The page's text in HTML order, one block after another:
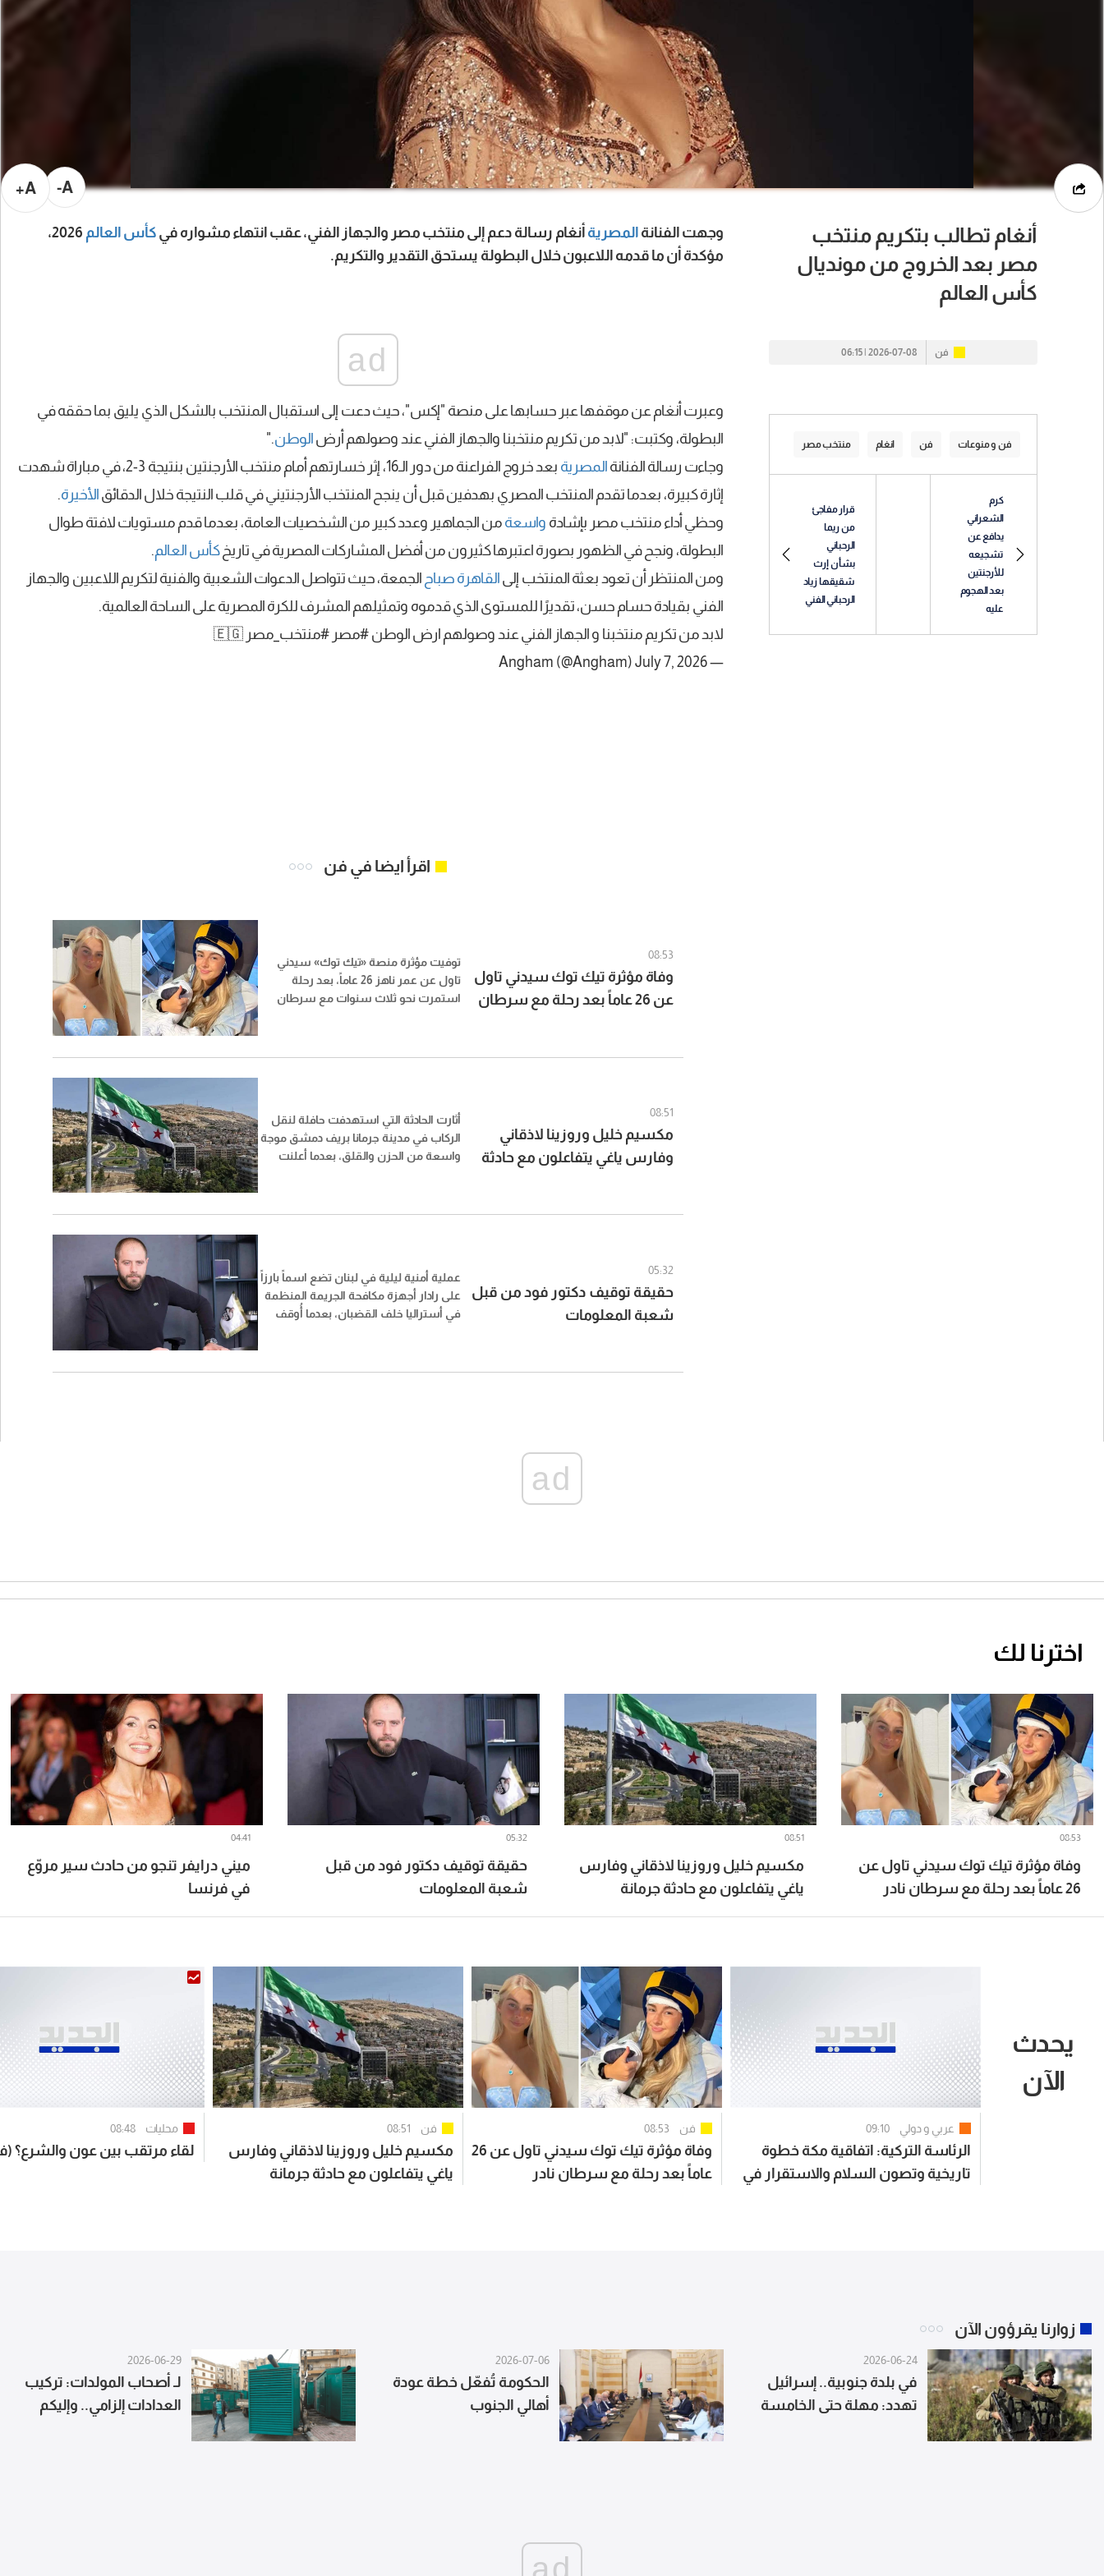
A-
A+
أنغام تطالب بتكريم منتخب
مصر بعد الخروج من مونديال
كأس العالم
فن 2026-07-08 | 06:15
فن و منوعات فن انغام منتخب مصر
كرم
الشعراني
يدافع عن
تشجيعه
للأرجنتين
بعد الهجوم
عليه
قرار مفاجئ
من ريما
الرحباني
بشأن إرث
شقيقها زياد
الرحباني الفني
وجهت الفنانة المصرية أنغام رسالة دعم إلى منتخب مصر والجهاز الفني، عقب انتهاء مشواره في كأس العالم
2026،
مؤكدة أن ما قدمه اللاعبون خلال البطولة يستحق التقدير والتكريم.
ad
وعبرت أنغام عن موقفها عبر حسابها على منصة "إكس"، حيث دعت إلى استقبال المنتخب بالشكل الذي يليق بما حققه في
البطولة، وكتبت: "لابد من تكريم منتخبنا والجهاز الفني عند وصولهم أرض الوطن."
وجاءت رسالة الفنانة المصرية
بعد خروج الفراعنة من دور الـ16، إثر خسارتهم أمام منتخب الأرجنتين بنتيجة 3-2، في مباراة شهدت
إثارة كبيرة، بعدما تقدم المنتخب المصري بهدفين قبل أن ينجح المنتخب الأرجنتيني في قلب النتيجة خلال الدقائق الأخيرة.
وحظي أداء منتخب مصر بإشادة واسعة من الجماهير وعدد كبير من الشخصيات العامة، بعدما قدم مستويات لافتة طوال
البطولة، ونجح في الظهور بصورة اعتبرها كثيرون من أفضل المشاركات المصرية في تاريخكأس العالم.
ومن المنتظر أن تعود بعثة المنتخب إلى القاهرة صباح الجمعة، حيث تتواصل الدعوات الشعبية والفنية لتكريم اللاعبين والجهاز
الفني بقيادة حسام حسن، تقديرًا للمستوى الذي قدموه وتمثيلهم المشرف للكرة المصرية على الساحة العالمية.
لابد من تكريم منتخبنا و الجهاز الفني عند وصولهم ارض الوطن#مصر #منتخب_مصر 🇪🇬
— Angham (@Angham)
July 7, 2026
اقرأ ايضا في فن
08:53
وفاة مؤثرة تيك توك سيدني تاول
عن 26 عاماً بعد رحلة مع سرطان
توفيت مؤثرة منصة «تيك توك» سيدني
تاول عن عمر ناهز 26 عاماً، بعد رحلة
استمرت نحو ثلاث سنوات مع سرطان
08:51
مكسيم خليل وروزينا لاذقاني
وفارس ياغي يتفاعلون مع حادثة
أثارت الحادثة التي استهدفت حافلة لنقل
الركاب في مدينة جرمانا بريف دمشق موجة
واسعة من الحزن والقلق، بعدما أعلنت
05:32
حقيقة توقيف دكتور فود من قبل
شعبة المعلومات
عملية أمنية ليلية في لبنان تضع اسماً بارزاً
على رادار أجهزة مكافحة الجريمة المنظمة
في أستراليا خلف القضبان، بعدما أُوقف
ad
اخترنا لك
وفاة مؤثرة تيك توك سيدني تاول عن
26 عاماً بعد رحلة مع سرطان نادر
08:53
مكسيم خليل وروزينا لاذقاني وفارس
ياغي يتفاعلون مع حادثة جرمانة
08:51
حقيقة توقيف دكتور فود من قبل
شعبة المعلومات
05:32
ميني درايفر تنجو من حادث سير مروّع
في فرنسا
04:41
يحدث
الآن
عربي و دولي 09:10
الرئاسة التركية: اتفاقية مكة خطوة
تاريخية وتصون السلام والاستقرار في
فن 08:53
وفاة مؤثرة تيك توك سيدني تاول عن 26
عاماً بعد رحلة مع سرطان نادر
فن 08:51
مكسيم خليل وروزينا لاذقاني وفارس
ياغي يتفاعلون مع حادثة جرمانة
محليات 08:48
لقاء مرتقب بين عون والشرع؟
زوارنا يقرؤون الآن
2026-06-24
في بلدة جنوبية.. إسرائيل
تهدد: مهلة حتى الخامسة
2026-07-06
الحكومة تُفعّل خطة عودة
أهالي الجنوب
2026-06-29
لـ أصحاب المولدات: تركيب
العدادات إلزامي.. وإليكم
ad